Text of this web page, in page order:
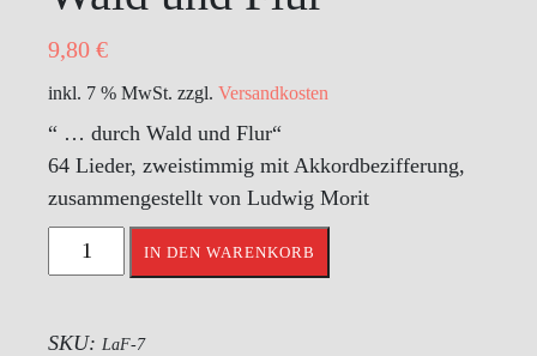
9,80 €
inkl. 7 % MwSt. zzgl. Versandkosten
“ … durch Wald und Flur“
64 Lieder, zweistimmig mit Akkordbezifferung,
zusammengestellt von Ludwig Morit
Lieder
aus
-
IN DEN WARENKORB
SKU: LaF-7